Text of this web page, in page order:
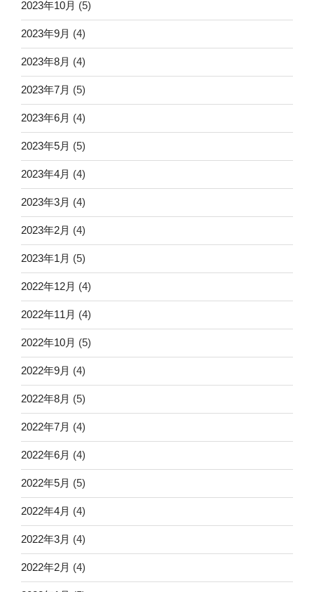
2023年10月 (5)
2023年9月 (4)
2023年8月 (4)
2023年7月 (5)
2023年6月 (4)
2023年5月 (5)
2023年4月 (4)
2023年3月 (4)
2023年2月 (4)
2023年1月 (5)
2022年12月 (4)
2022年11月 (4)
2022年10月 (5)
2022年9月 (4)
2022年8月 (5)
2022年7月 (4)
2022年6月 (4)
2022年5月 (5)
2022年4月 (4)
2022年3月 (4)
2022年2月 (4)